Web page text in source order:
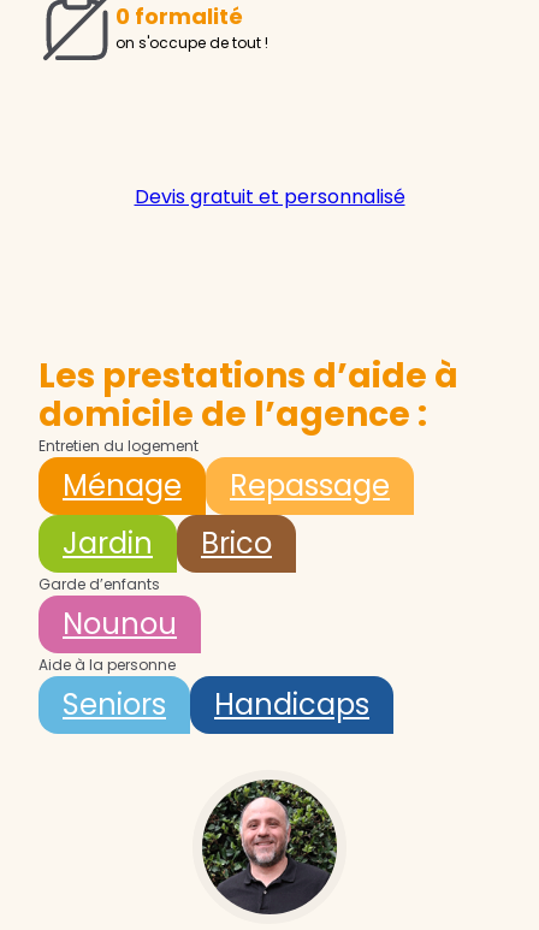
0 formalité
on s'occupe de tout !
Devis gratuit et personnalisé
Les prestations d’aide à
domicile de l’agence :
Entretien du logement
Ménage
Repassage
Jardin
Brico
Garde d’enfants
Nounou
Aide à la personne
Seniors Handicaps